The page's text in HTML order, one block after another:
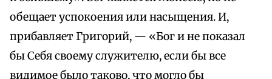
обещает успокоения или насыщения. И,
прибавляет Григорий, — «Бог и не показал
бы Себя своему служителю, если бы все
видимое было таково, что могло бы